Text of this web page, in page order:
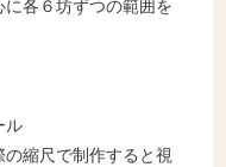
各６坊ずつの範囲を
ル
縮尺で制作すると視